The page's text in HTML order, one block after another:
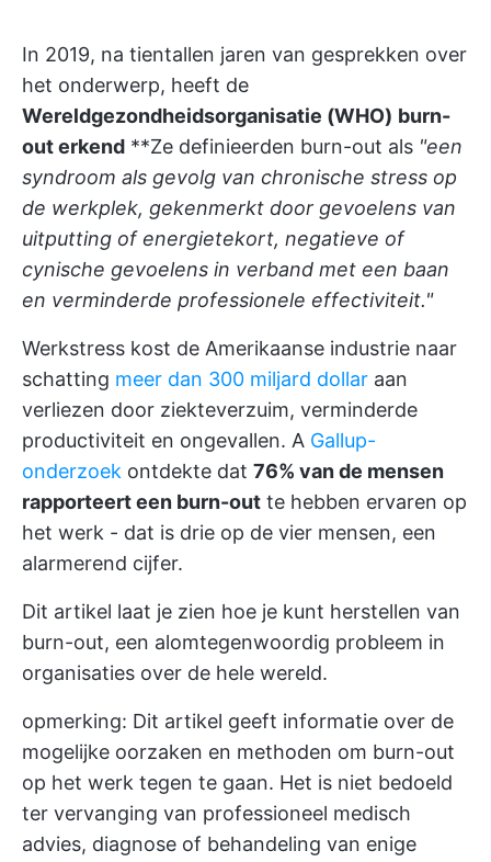
In 2019, na tientallen jaren van gesprekken over
het onderwerp, heeft de
Wereldgezondheidsorganisatie (WHO) burn-
out erkend **Ze definieerden burn-out als "een
syndroom als gevolg van chronische stress op
de werkplek, gekenmerkt door gevoelens van
uitputting of energietekort, negatieve of
cynische gevoelens in verband met een baan
en verminderde professionele effectiviteit."
Werkstress kost de Amerikaanse industrie naar
schatting meer dan 300 miljard dollar aan
verliezen door ziekteverzuim, verminderde
productiviteit en ongevallen. A Gallup-
onderzoek ontdekte dat 76% van de mensen
rapporteert een burn-out te hebben ervaren op
het werk - dat is drie op de vier mensen, een
alarmerend cijfer.
Dit artikel laat je zien hoe je kunt herstellen van
burn-out, een alomtegenwoordig probleem in
organisaties over de hele wereld.
opmerking: Dit artikel geeft informatie over de
mogelijke oorzaken en methoden om burn-out
op het werk tegen te gaan. Het is niet bedoeld
ter vervanging van professioneel medisch
advies, diagnose of behandeling van enige